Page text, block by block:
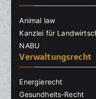
Animal law
Kanzlei für
NABU
Verwaltungsrecht
Energierecht
Gesundheits-Recht